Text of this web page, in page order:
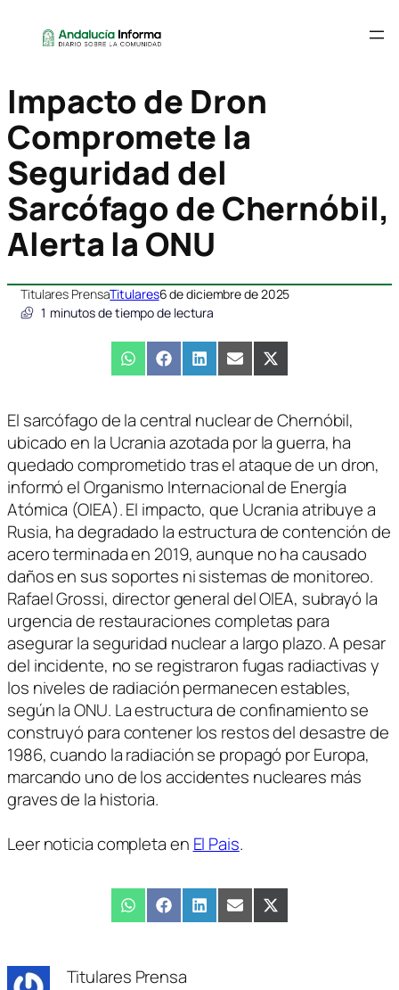
Impacto de Dron
Compromete la
Seguridad del
Sarcófago de Chernóbil,
Alerta la ONU
Titulares PrensaTitulares6 de diciembre de 2025
1 minutos de tiempo de lectura
Compartir
en
WhatsAppCompartir
en
FacebookCompartir
en
LinkedInCompartir
en
EmailCompartir
en
X
(Twitter)
El sarcófago de la central nuclear de Chernóbil,
ubicado en la Ucrania azotada por la guerra, ha
quedado comprometido tras el ataque de un dron,
informó el Organismo Internacional de Energía
Atómica (OIEA). El impacto, que Ucrania atribuye a
Rusia, ha degradado la estructura de contención de
acero terminada en 2019, aunque no ha causado
daños en sus soportes ni sistemas de monitoreo.
Rafael Grossi, director general del OIEA, subrayó la
urgencia de restauraciones completas para
asegurar la seguridad nuclear a largo plazo. A pesar
del incidente, no se registraron fugas radiactivas y
los niveles de radiación permanecen estables,
según la ONU. La estructura de confinamiento se
construyó para contener los restos del desastre de
1986, cuando la radiación se propagó por Europa,
marcando uno de los accidentes nucleares más
graves de la historia.
Leer noticia completa en El Pais.
Compartir
en
WhatsAppCompartir
en
FacebookCompartir
en
LinkedInCompartir
en
EmailCompartir
en
X
(Twitter)
Titulares Prensa